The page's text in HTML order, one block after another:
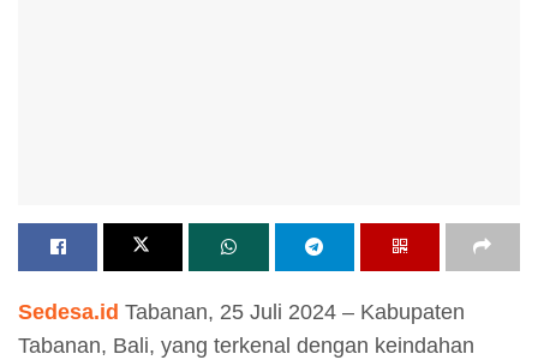
Sedesa.id Tabanan, 25 Juli 2024 – Kabupaten
Tabanan, Bali, yang terkenal dengan keindahan